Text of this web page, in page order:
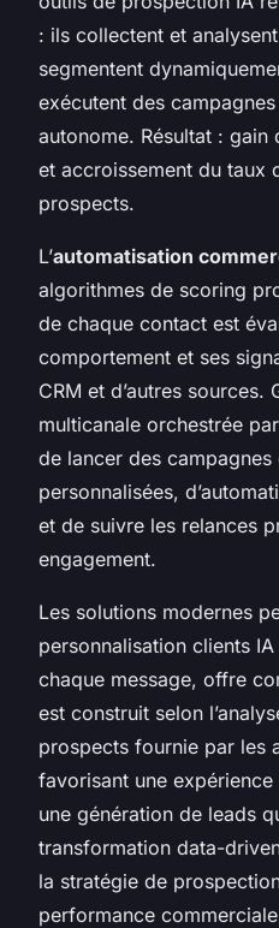
: ils collectent et
segmentent
exécutent des
autonome. Résultat :
et accroissement du taux
prospects.
L’automatisation
algorithmes de scoring
de chaque contact est
comportement et ses
CRM et d’autres
multicanale orchestrée
de lancer des campagnes
personnalisées,
et de suivre les relances
engagement.
Les solutions modernes
personnalisation clients
chaque message, offre
est construit selon
prospects fournie par les
favorisant une
une génération de leads
transformation data-
la stratégie de
performance